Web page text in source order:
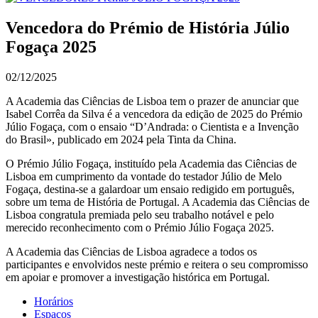
Vencedora do Prémio de História Júlio
Fogaça 2025
02/12/2025
A Academia das Ciências de Lisboa tem o prazer de anunciar que
Isabel Corrêa da Silva é a vencedora da edição de 2025 do Prémio
Júlio Fogaça, com o ensaio “D’Andrada: o Cientista e a Invenção
do Brasil», publicado em 2024 pela Tinta da China.
O Prémio Júlio Fogaça, instituído pela Academia das Ciências de
Lisboa em cumprimento da vontade do testador Júlio de Melo
Fogaça, destina-se a galardoar um ensaio redigido em português,
sobre um tema de História de Portugal. A Academia das Ciências de
Lisboa congratula premiada pelo seu trabalho notável e pelo
merecido reconhecimento com o Prémio Júlio Fogaça 2025.
A Academia das Ciências de Lisboa agradece a todos os
participantes e envolvidos neste prémio e reitera o seu compromisso
em apoiar e promover a investigação histórica em Portugal.
Horários
Espaços